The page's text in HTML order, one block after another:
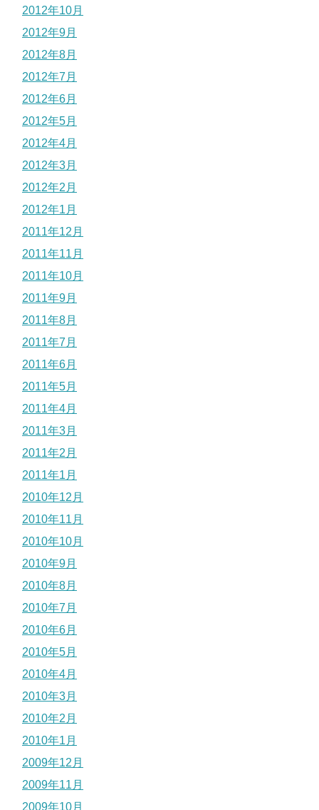
2012年10月
2012年9月
2012年8月
2012年7月
2012年6月
2012年5月
2012年4月
2012年3月
2012年2月
2012年1月
2011年12月
2011年11月
2011年10月
2011年9月
2011年8月
2011年7月
2011年6月
2011年5月
2011年4月
2011年3月
2011年2月
2011年1月
2010年12月
2010年11月
2010年10月
2010年9月
2010年8月
2010年7月
2010年6月
2010年5月
2010年4月
2010年3月
2010年2月
2010年1月
2009年12月
2009年11月
2009年10月